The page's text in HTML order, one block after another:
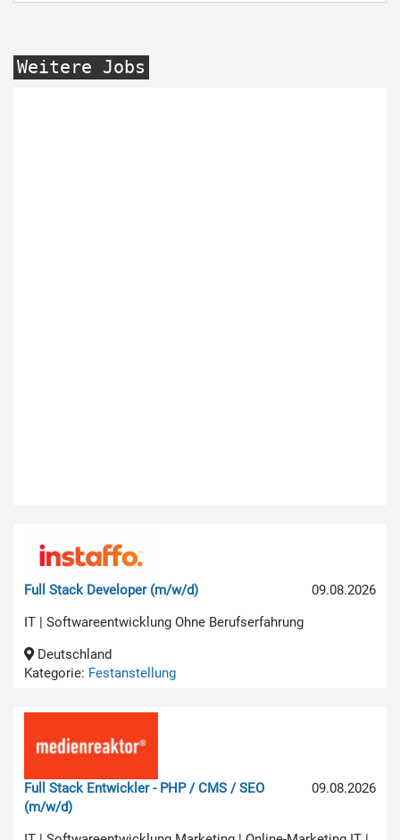
Weitere Jobs
09.08.2026
Full Stack Developer (m/w/d)
IT | Softwareentwicklung Ohne Berufserfahrung
Deutschland
Kategorie: Festanstellung
09.08.2026
Full Stack Entwickler - PHP / CMS / SEO
(m/w/d)